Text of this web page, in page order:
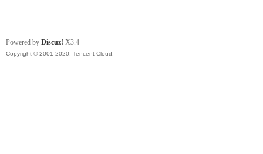
Powered by Discuz! X3.4
Copyright © 2001-2020, Tencent Cloud.